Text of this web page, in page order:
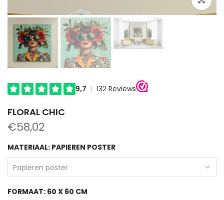
FLORAL CHIC
€58,02
MATERIAAL: PAPIEREN POSTER
Papieren poster
FORMAAT: 60 X 60 CM